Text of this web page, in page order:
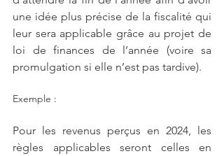
une idée plus précise de la fiscalité qui
leur sera applicable grâce au projet de
loi de finances de l’année (voire sa
promulgation si elle n’est pas tardive).
Exemple :
Pour les revenus perçus en 2024, les
règles applicables seront celles en